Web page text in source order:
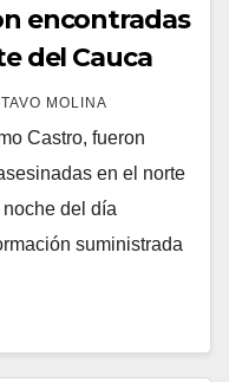
encontradas
del Cauca
MOLINA
Castro, fueron
en el norte
del día
suministrada